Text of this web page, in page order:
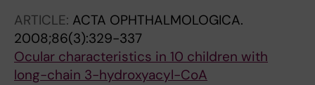
Wikland K
ARTICLE: ACTA OPHTHALMOLOGICA.
2008;86(3):329-337
Ocular characteristics in 10 children with
long-chain 3-hydroxyacyl-CoA